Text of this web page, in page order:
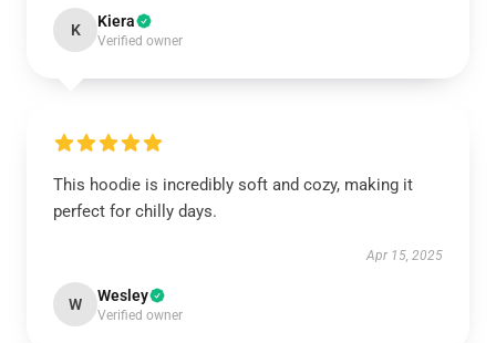
K Kiera
Verified owner
This hoodie is incredibly soft and cozy, making it
perfect for chilly days.
Apr 15, 2025
W Wesley
Verified owner